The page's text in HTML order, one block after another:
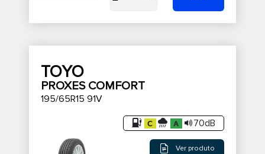
TOYO
PROXES COMFORT
195/65R15 91V
70dB
Ver produto